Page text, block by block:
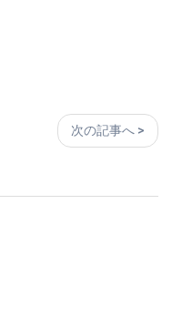
次の記事へ >